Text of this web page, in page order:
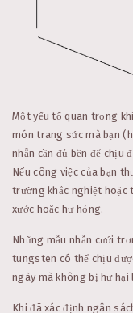
Một yếu tố quan trọng
món trang sức mà bạn
nhẫn cần đủ bền để chịu
Nếu công việc của bạn
trường khắc nghiệt hoặc
xước hoặc hư hỏng.
Những mẫu nhẫn cưới
tungsten có thể chịu
ngày mà không bị hư hại
Khi đã xác định ngân